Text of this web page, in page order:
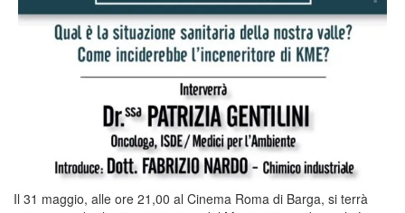
Il 31 maggio, alle ore 21,00 al Cinema Roma di Barga, si terrà